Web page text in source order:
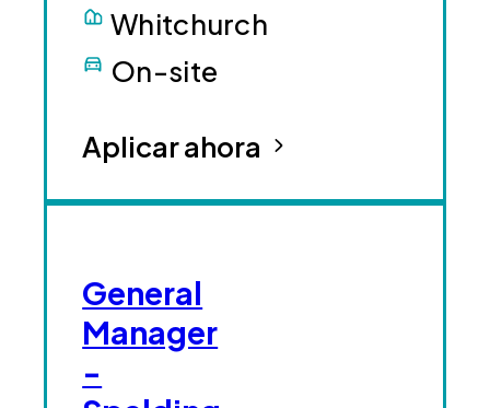
Whitchurch
On-site
Aplicar ahora
General
Manager
-